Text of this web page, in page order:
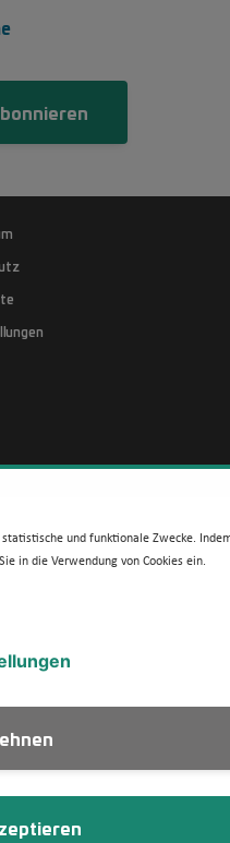
und funktionale Zwecke.
in die Verwendung von Cookies ein.